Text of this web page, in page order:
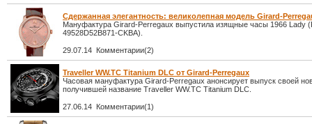
Сдержанная элегантность: великолепная модель Girard-
Мануфактура Girard-Perregaux выпустила изящные часы 1966 Lady
49528D52B871-CKBA).
29.07.14 Комментарии(2)
Traveller WW.TC Titanium DLC от Girard-Perregaux
Часовая мануфактура Girard-Perregaux анонсирует выпуск своей
получившей название Traveller WW.TC Titanium DLC.
27.06.14 Комментарии(1)